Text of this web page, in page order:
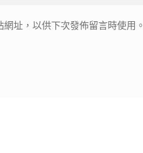
址，以供下次發佈留言時使用。